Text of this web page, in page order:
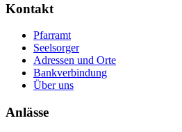
Kontakt
Pfarramt
Seelsorger
Adressen und Orte
Bankverbindung
Über uns
Anlässe